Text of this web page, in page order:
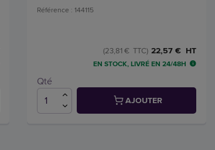
Référence : 144115
22,57 € HT
(23,81 € TTC)
EN STOCK, LIVRÉ EN 24/48H
Qté
AJOUTER